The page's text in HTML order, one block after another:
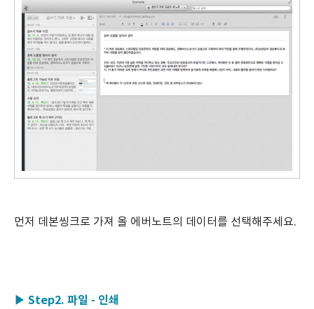
먼저 데본씽크로 가져 올 에버노트의 데이터를 선택해주세요.
▶ Step2. 파일 - 인쇄